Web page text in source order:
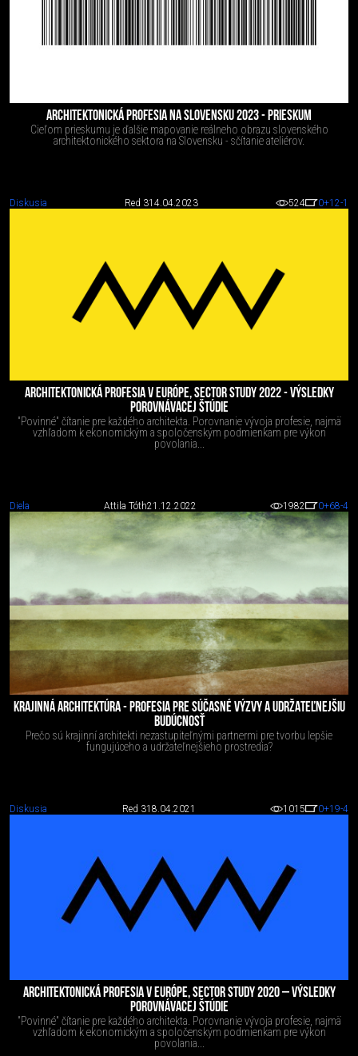
ARCHITEKTONICKÁ PROFESIA NA SLOVENSKU 2023 - PRIESKUM
Cieľom prieskumu je ďalšie mapovanie reálneho obrazu slovenského
architektonického sektora na Slovensku - sčítanie ateliérov.
Diskusia Red 314.04.2023 524 0+12-1
ARCHITEKTONICKÁ PROFESIA V EURÓPE, SECTOR STUDY 2022 - VÝSLEDKY
POROVNÁVACEJ ŠTÚDIE
"Povinné" čítanie pre každého architekta. Porovnanie vývoja profesie, najmä
vzhľadom k ekonomickým a spoločenským podmienkam pre výkon
povolania...
Diela Attila Tóth21.12.2022 1982 0+68-4
KRAJINNÁ ARCHITEKTÚRA - PROFESIA PRE SÚČASNÉ VÝZVY A UDRŽATEĽNEJŠIU
BUDÚCNOSŤ
Prečo sú krajinní architekti nezastupiteľnými partnermi pre tvorbu lepšie
fungujúceho a udržateľnejšieho prostredia?
Diskusia Red 318.04.2021 1015 0+19-4
ARCHITEKTONICKÁ PROFESIA V EURÓPE, SECTOR STUDY 2020 – VÝSLEDKY
POROVNÁVACEJ ŠTÚDIE
"Povinné" čítanie pre každého architekta. Porovnanie vývoja profesie, najmä
vzhľadom k ekonomickým a spoločenským podmienkam pre výkon
povolania...